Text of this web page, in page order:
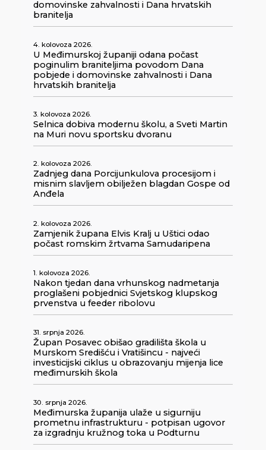
domovinske zahvalnosti i Dana hrvatskih
branitelja
4. kolovoza 2026.
U Međimurskoj županiji odana počast
poginulim braniteljima povodom Dana
pobjede i domovinske zahvalnosti i Dana
hrvatskih branitelja
3. kolovoza 2026.
Selnica dobiva modernu školu, a Sveti Martin
na Muri novu sportsku dvoranu
2. kolovoza 2026.
Zadnjeg dana Porcijunkulova procesijom i
misnim slavljem obilježen blagdan Gospe od
Anđela
2. kolovoza 2026.
Zamjenik župana Elvis Kralj u Uštici odao
počast romskim žrtvama Samudaripena
1. kolovoza 2026.
Nakon tjedan dana vrhunskog nadmetanja
proglašeni pobjednici Svjetskog klupskog
prvenstva u feeder ribolovu
31. srpnja 2026.
Župan Posavec obišao gradilišta škola u
Murskom Središću i Vratišincu - najveći
investicijski ciklus u obrazovanju mijenja lice
međimurskih škola
30. srpnja 2026.
Međimurska županija ulaže u sigurniju
prometnu infrastrukturu - potpisan ugovor
za izgradnju kružnog toka u Podturnu